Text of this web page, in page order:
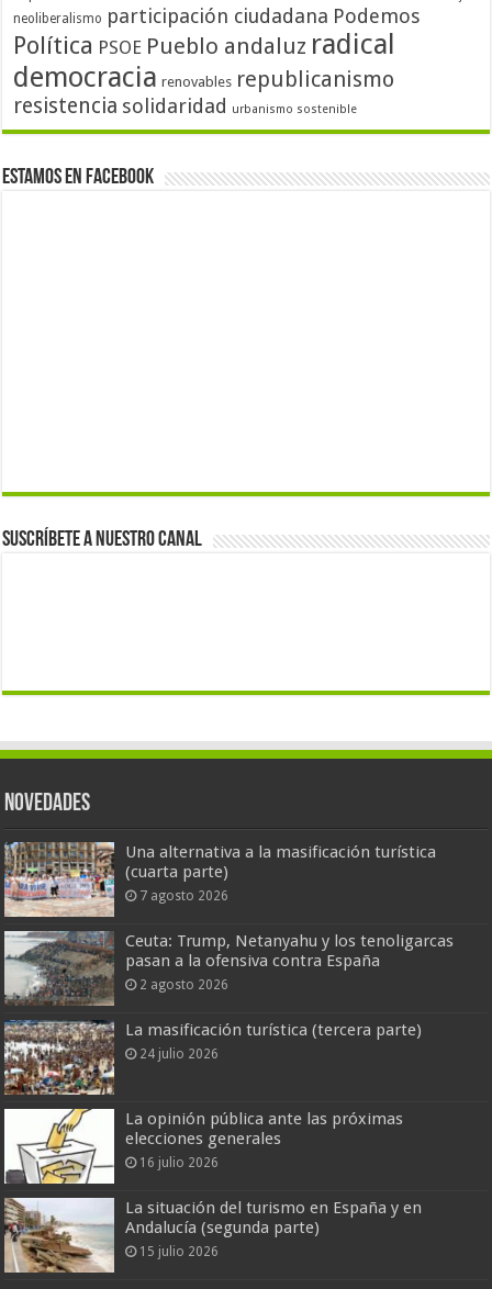
neoliberalismo participación ciudadana Podemos
Política PSOE Pueblo andaluz radical
democracia renovables republicanismo
resistencia solidaridad urbanismo sostenible
Estamos en Facebook
Suscríbete a nuestro canal
Novedades
Una alternativa a la masificación turística
(cuarta parte)
7 agosto 2026
Ceuta: Trump, Netanyahu y los tenoligarcas
pasan a la ofensiva contra España
2 agosto 2026
La masificación turística (tercera parte)
24 julio 2026
La opinión pública ante las próximas
elecciones generales
16 julio 2026
La situación del turismo en España y en
Andalucía (segunda parte)
15 julio 2026